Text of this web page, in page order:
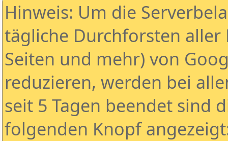
Hinweis: Um die
tägliche Durchforsten aller
Seiten und mehr) von
reduzieren, werden bei
seit 5 Tagen beendet sind
folgenden Knopf